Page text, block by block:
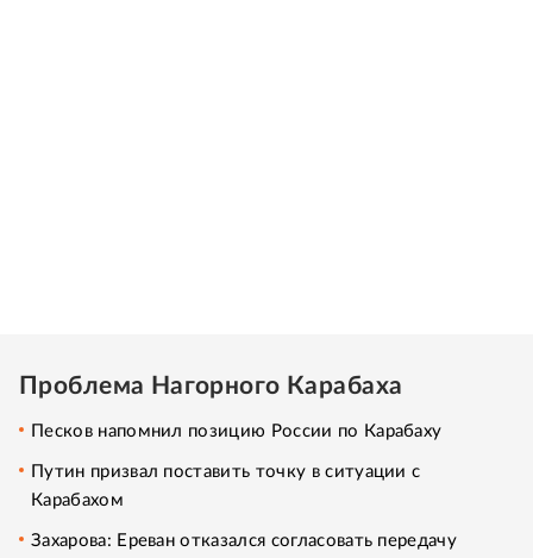
Проблема Нагорного Карабаха
Песков напомнил позицию России по Карабаху
Путин призвал поставить точку в ситуации с
Карабахом
Захарова: Ереван отказался согласовать передачу